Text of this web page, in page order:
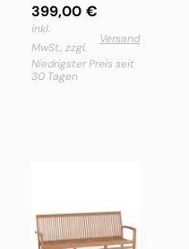
399,00 €
inkl.
MwSt., zzgl.
Versand
Niedrigster Preis seit
30 Tagen